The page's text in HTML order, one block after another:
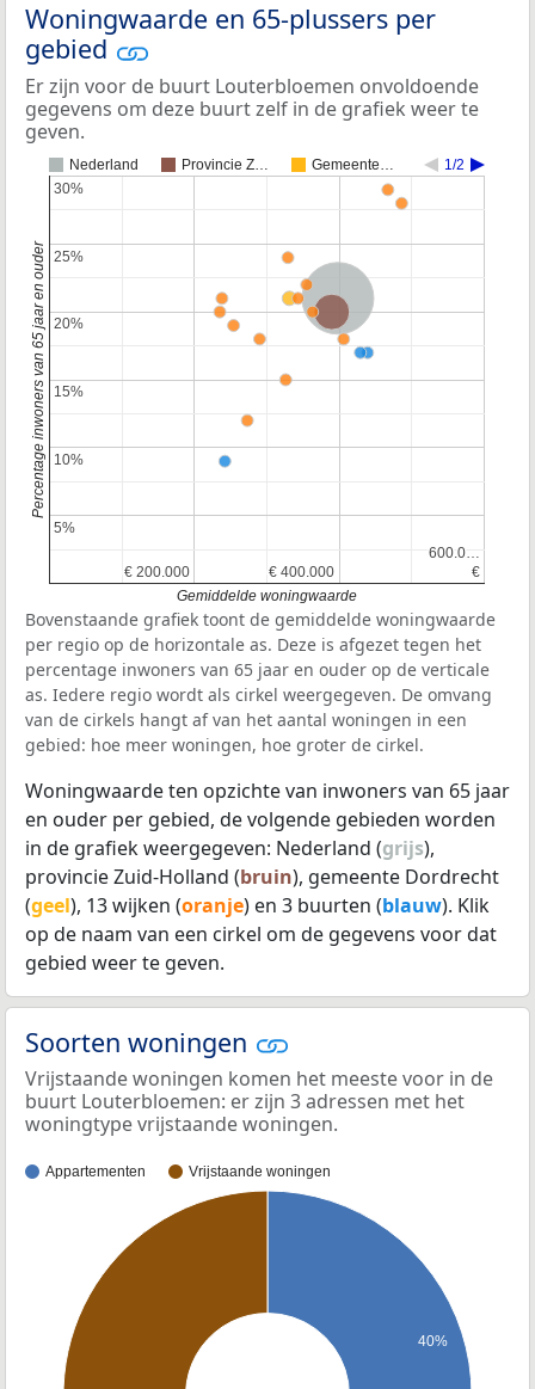
Woningwaarde en 65-plussers per
gebied
Er zijn voor de buurt Louterbloemen onvoldoende
gegevens om deze buurt zelf in de grafiek weer te
geven.
Nederland Provincie Z… Gemeente… 1/2
Nederland
Provincie Zuid-Holland
€ 200.000
€ 200.000 € 400.000
€ 400.000 €
€
600.0…
600.0…
5%
5%
10%
10%
15%
15%
20%
20%
25%
25%
30%
30%
Gemiddelde woningwaarde
Percentage inwoners van 65 jaar en ouder
Bovenstaande grafiek toont de gemiddelde woningwaarde
per regio op de horizontale as. Deze is afgezet tegen het
percentage inwoners van 65 jaar en ouder op de verticale
as. Iedere regio wordt als cirkel weergegeven. De omvang
van de cirkels hangt af van het aantal woningen in een
gebied: hoe meer woningen, hoe groter de cirkel.
Woningwaarde ten opzichte van inwoners van 65 jaar
en ouder per gebied, de volgende gebieden worden
in de grafiek weergegeven: Nederland (grijs),
provincie Zuid-Holland (bruin), gemeente Dordrecht
(geel), 13 wijken (oranje) en 3 buurten (blauw). Klik
op de naam van een cirkel om de gegevens voor dat
gebied weer te geven.
Soorten woningen
Vrijstaande woningen komen het meeste voor in de
buurt Louterbloemen: er zijn 3 adressen met het
woningtype vrijstaande woningen.
Appartementen Vrijstaande woningen
40%